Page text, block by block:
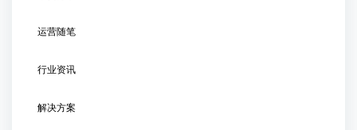
运营随笔
行业资讯
解决方案